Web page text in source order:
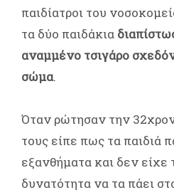
παιδίατροι του
τα δύο παιδάκια
αναμμένο τσιγάρο
σώμα.
Όταν ρώτησαν την
τους είπε πως τα παιδιά
εξανθήματα και δεν είχε
δυνατότητα να τα πάει